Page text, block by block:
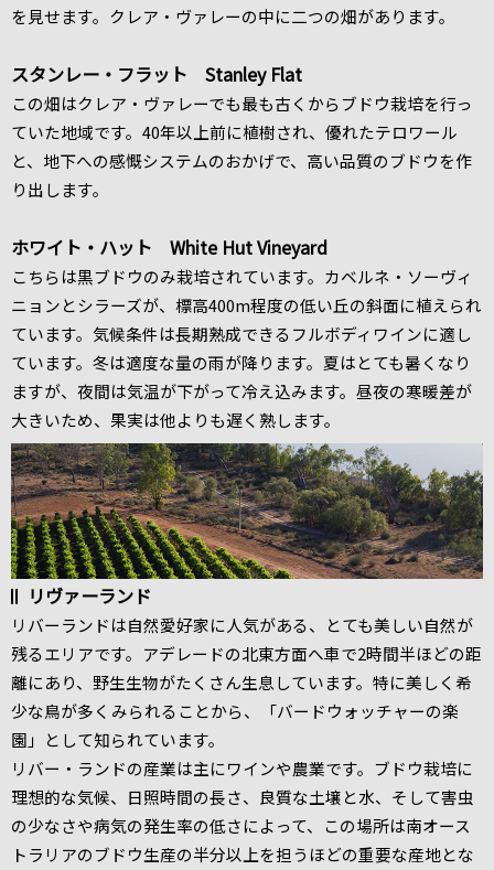
を見せます。クレア・ヴァレーの中に二つの畑があります。
スタンレー・フラット Stanley Flat
この畑はクレア・ヴァレーでも最も古くからブドウ栽培を行っ
ていた地域です。40年以上前に植樹され、優れたテロワール
と、地下への感慨システムのおかげで、高い品質のブドウを作
り出します。
ホワイト・ハット White Hut Vineyard
こちらは黒ブドウのみ栽培されています。カベルネ・ソーヴィ
ニョンとシラーズが、標高400m程度の低い丘の斜面に植えられ
ています。気候条件は長期熟成できるフルボディワインに適し
ています。冬は適度な量の雨が降ります。夏はとても暑くなり
ますが、夜間は気温が下がって冷え込みます。昼夜の寒暖差が
大きいため、果実は他よりも遅く熟します。
リヴァーランド
リバーランドは自然愛好家に人気がある、とても美しい自然が
残るエリアです。アデレードの北東方面へ車で2時間半ほどの距
離にあり、野生生物がたくさん生息しています。特に美しく希
少な鳥が多くみられることから、「バードウォッチャーの楽
園」として知られています。
リバー・ランドの産業は主にワインや農業です。ブドウ栽培に
理想的な気候、日照時間の長さ、良質な土壌と水、そして害虫
の少なさや病気の発生率の低さによって、この場所は南オース
トラリアのブドウ生産の半分以上を担うほどの重要な産地とな